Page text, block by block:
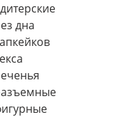
дна